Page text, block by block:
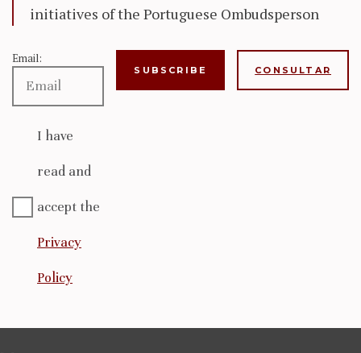
initiatives of the Portuguese Ombudsperson
Email:
I have
read and
accept the
Privacy
Policy
CONSULTAR